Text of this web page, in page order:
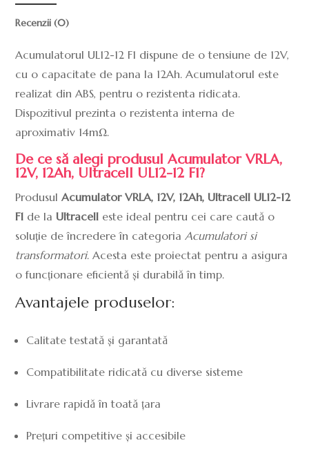
Recenzii (0)
Acumulatorul UL12-12 F1 dispune de o tensiune de 12V,
cu o capacitate de pana la 12Ah. Acumulatorul este
realizat din ABS, pentru o rezistenta ridicata.
Dispozitivul prezinta o rezistenta interna de
aproximativ 14mΩ.
De ce să alegi produsul Acumulator VRLA,
12V, 12Ah, Ultracell UL12-12 F1?
ProdusulAcumulator VRLA, 12V, 12Ah, Ultracell UL12-12
F1 de la Ultracell este ideal pentru cei care caută o
soluție de încredere în categoria Acumulatori si
transformatori. Acesta este proiectat pentru a asigura
o funcționare eficientă și durabilă în timp.
Avantajele produselor:
Calitate testată și garantată
Compatibilitate ridicată cu diverse sisteme
Livrare rapidă în toată țara
Prețuri competitive și accesibile